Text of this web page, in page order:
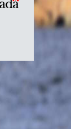
Symbole
Canada